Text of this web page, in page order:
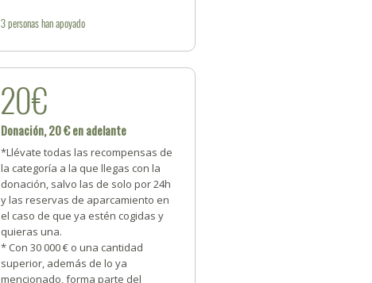
3personashan apoyado
20€
Donación, 20 € en adelante
*Llévate todas las recompensas de
la categoría a la que llegas con la
donación, salvo las de solo por 24h
y las reservas de aparcamiento en
el caso de que ya estén cogidas y
quieras una.
* Con 30 000 € o una cantidad
superior, además de lo ya
mencionado, forma parte del